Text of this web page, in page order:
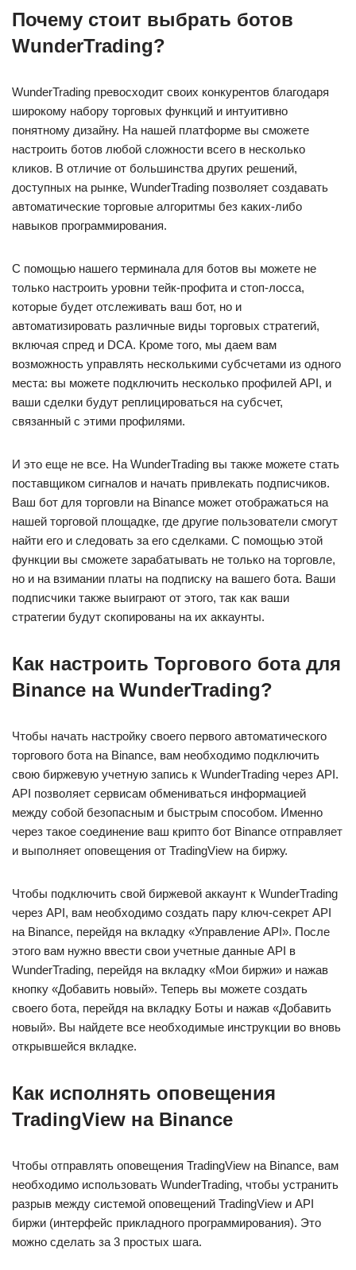
Почему стоит выбрать ботов
WunderTrading?
WunderTrading превосходит своих конкурентов благодаря
широкому набору торговых функций и интуитивно
понятному дизайну. На нашей платформе вы сможете
настроить ботов любой сложности всего в несколько
кликов. В отличие от большинства других решений,
доступных на рынке, WunderTrading позволяет создавать
автоматические торговые алгоритмы без каких-либо
навыков программирования.
С помощью нашего терминала для ботов вы можете не
только настроить уровни тейк-профита и стоп-лосса,
которые будет отслеживать ваш бот, но и
автоматизировать различные виды торговых стратегий,
включая спред и DCA. Кроме того, мы даем вам
возможность управлять несколькими субсчетами из одного
места: вы можете подключить несколько профилей API, и
ваши сделки будут реплицироваться на субсчет,
связанный с этими профилями.
И это еще не все. На WunderTrading вы также можете стать
поставщиком сигналов и начать привлекать подписчиков.
Ваш бот для торговли на Binance может отображаться на
нашей торговой площадке, где другие пользователи смогут
найти его и следовать за его сделками. С помощью этой
функции вы сможете зарабатывать не только на торговле,
но и на взимании платы на подписку на вашего бота. Ваши
подписчики также выиграют от этого, так как ваши
стратегии будут скопированы на их аккаунты.
Как настроить Торгового бота для
Binance на WunderTrading?
Чтобы начать настройку своего первого автоматического
торгового бота на Binance, вам необходимо подключить
свою биржевую учетную запись к WunderTrading через API.
API позволяет сервисам обмениваться информацией
между собой безопасным и быстрым способом. Именно
через такое соединение ваш крипто бот Binance отправляет
и выполняет оповещения от TradingView на биржу.
Чтобы подключить свой биржевой аккаунт к WunderTrading
через API, вам необходимо создать пару ключ-секрет API
на Binance, перейдя на вкладку «Управление API». После
этого вам нужно ввести свои учетные данные API в
WunderTrading, перейдя на вкладку «Мои биржи» и нажав
кнопку «Добавить новый». Теперь вы можете создать
своего бота, перейдя на вкладку Боты и нажав «Добавить
новый». Вы найдете все необходимые инструкции во вновь
открывшейся вкладке.
Как исполнять оповещения
TradingView на Binance
Чтобы отправлять оповещения TradingView на Binance, вам
необходимо использовать WunderTrading, чтобы устранить
разрыв между системой оповещений TradingView и API
биржи (интерфейс прикладного программирования). Это
можно сделать за 3 простых шага.